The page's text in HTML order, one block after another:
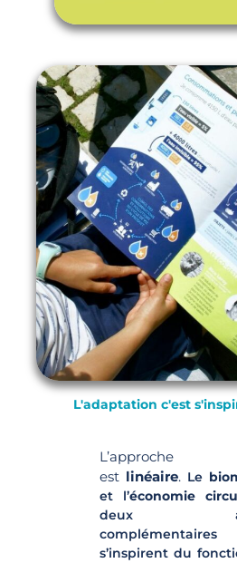
L'adaptation c'est
L’approche
est linéaire. Le
et l’économie
deux
s’inspirent du